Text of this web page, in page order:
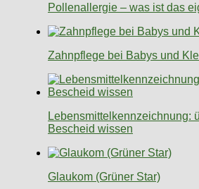
Pollenallergie – was ist das
Zahnpflege bei Babys und
Lebensmittelkennzeichnung:
Bescheid wissen
Glaukom (Grüner Star)